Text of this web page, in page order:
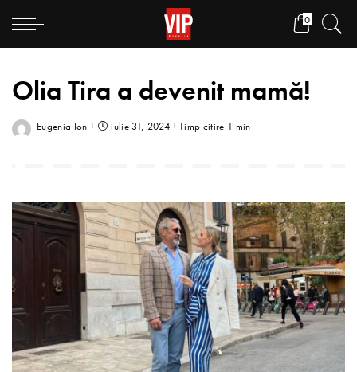
0
Olia Tira a devenit mamă!
Eugenia Ion iulie 31, 2024 Timp citire 1 min